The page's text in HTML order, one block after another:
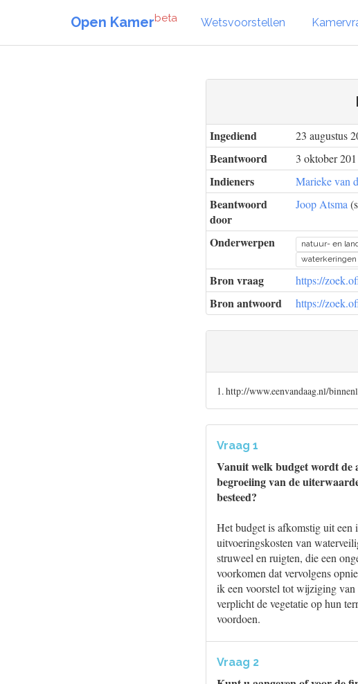
Open Kamerbeta Wetsvoorstellen
Ingediend 23 augustus
Beantwoord 3 oktober
Indieners Marieke van
Beantwoord
door
Joop Atsma
Onderwerpen natuur- en
Bron vraag https://
Bron antwoord https://
1. http://www.eenvandaag.nl/
Vraag 1
Vanuit welk budget wordt de
begroeiing van de
besteed?
Het budget is afkomstig uit een
uitvoeringskosten van
struweel en ruigten, die een
voorkomen dat vervolgens
ik een voorstel tot wijziging van
verplicht de vegetatie op hun
voordoen.
Vraag 2